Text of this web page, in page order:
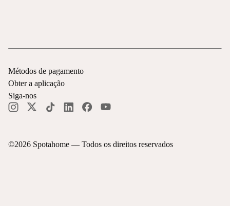
©2026 Spotahome — Todos os direitos reservados
Métodos de pagamento
Obter a aplicação
Siga-nos